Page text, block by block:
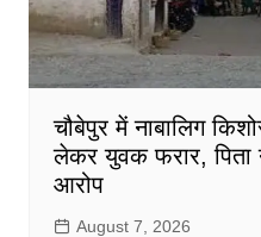
चौबेपुर में नाबालिग
लेकर युवक फरार, पिता
आरोप
August 7, 2026